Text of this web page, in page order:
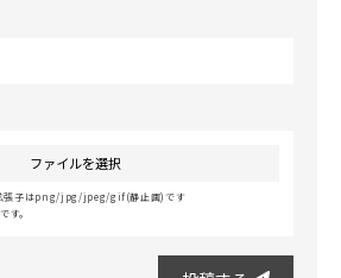
ファイルを選択
張子はpng/jpg/jpeg/gif(静止画)です
す。